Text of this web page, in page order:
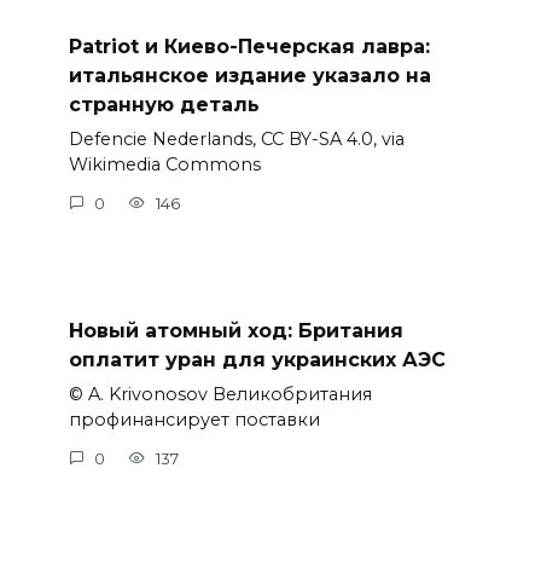
Patriot и Киево-Печерская лавра:
итальянское издание указало на
странную деталь
Defencie Nederlands, CC BY-SA 4.0, via
Wikimedia Commons
0 146
Новый атомный ход: Британия
оплатит уран для украинских АЭС
© A. Krivonosov Великобритания
профинансирует поставки
0 137